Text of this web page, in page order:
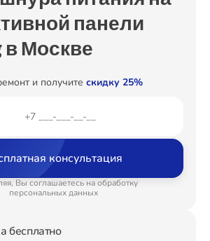
панели
в Москве
и получите скидку 25%
консультация
Вы соглашаетесь на обработку
персональных данных
бесплатно
Пылесосов
Планшетов